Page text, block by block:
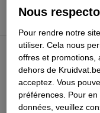
Club Kruidvat
Service Clientèle
Nous
Pour rendre notre
utiliser. Cela nous
offres et promotions,
dehors de
acceptez. Vous
préférences. Pour
données, veuillez